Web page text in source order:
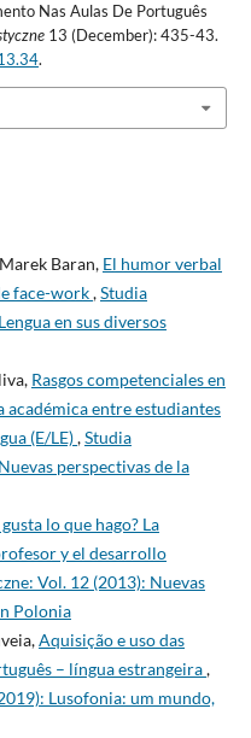
Nas Aulas De Português
13 (December): 435-43.
.
Baran, El humor verbal
face-work,Studia
en sus diversos
Rasgos competenciales en
académica entre estudiantes
(E/LE),Studia
perspectivas de la
lo que hago? La
y el desarrollo
Vol. 12 (2013): Nuevas
Polonia
Aquisição e uso das
– língua estrangeira,
Lusofonia: um mundo,